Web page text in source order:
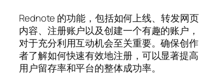
Rednote 的功能，包括如何上线、转发网页
内容、注册账户以及创建一个有趣的账户，
对于充分利用互动机会至关重要。确保创作
者了解如何快速有效地注册，可以显著提高
用户留存率和平台的整体成功率。